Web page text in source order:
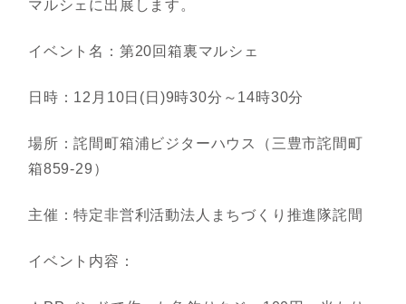
マルシェに出展します。
イベント名：第20回箱裏マルシェ
日時：12月10日(日)9時30分～14時30分
場所：詫間町箱浦ビジターハウス（三豊市詫間町
箱859-29）
主催：特定非営利活動法人まちづくり推進隊詫間
イベント内容：